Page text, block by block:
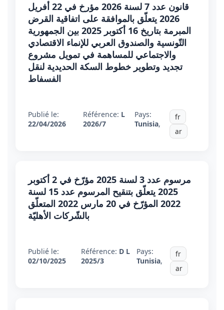
قانون عدد 7 لسنة 2026 مؤرخ في 22 أفريل
2026 يتعلّق بالموافقة على اتفاقية القرض
المبرمة بتاريخ 16 أكتوبر 2025 بين الجمهورية
التّونسية والصندوق العربي للإنماء الاقتصادي
والاجتماعي للمساهمة في تمويل مشروع
تجديد وتطوير خطوط السكة الحديدية لنقل
الفسفاط
Publié le:
22/04/2026
Référence: L
2026/7
Pays:
Tunisia,
fr
ar
مرسوم عدد 3 لسنة 2025 مؤرّخ في 2 أكتوبر
2025 يتعلّق بتنقيح المرسوم عدد 15 لسنة
2022 المؤرّخ في 20 مارس 2022 المتعلّق
بالشّركات الأهليّة
Publié le:
02/10/2025
Référence: D L
2025/3
Pays:
Tunisia,
fr
ar